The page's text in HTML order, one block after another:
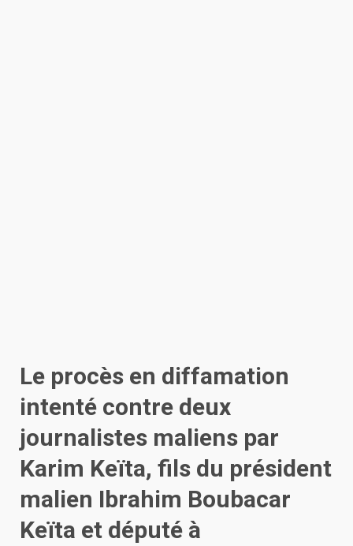
Le procès en diffamation
intenté contre deux
journalistes maliens par
Karim Keïta, fils du président
malien Ibrahim Boubacar
Keïta et député à